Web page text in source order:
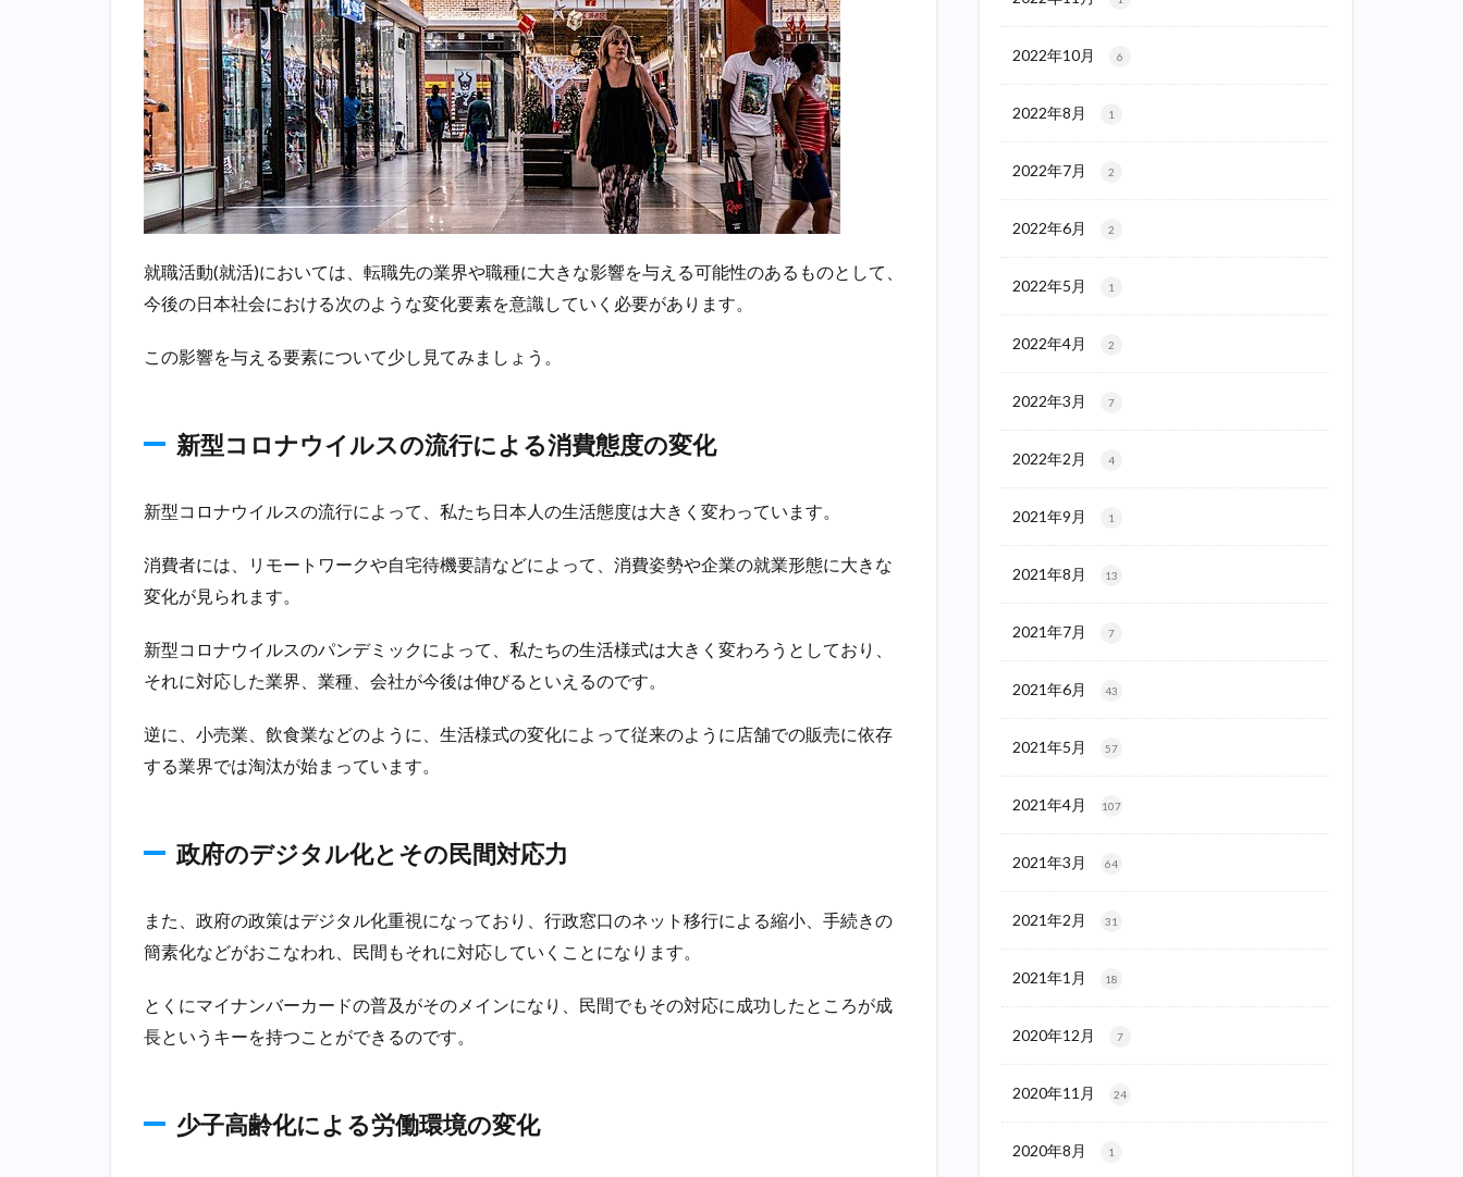
流行
によ
る消
費態
度の
変化
2.2
政府
のデ
ジタ
ル化
とそ
の民
応力
高齢
化に
労働
の変
化
将
来
的
伸
る
が
期
さ
る
界
の
ポ
ト
就職活動(就活)においては、転職先の業界や職種に大きな影響を与える可能性のあるものとして、
今後の日本社会における次のような変化要素を意識していく必要があります。
この影響を与える要素について少し見てみましょう。
新型コロナウイルスの流行による消費態度の変化
新型コロナウイルスの流行によって、私たち日本人の生活態度は大きく変わっています。
消費者には、リモートワークや自宅待機要請などによって、消費姿勢や企業の就業形態に大きな
変化が見られます。
新型コロナウイルスのパンデミックによって、私たちの生活様式は大きく変わろうとしており、
それに対応した業界、業種、会社が今後は伸びるといえるのです。
逆に、小売業、飲食業などのように、生活様式の変化によって従来のように店舗での販売に依存
する業界では淘汰が始まっています。
政府のデジタル化とその民間対応力
また、政府の政策はデジタル化重視になっており、行政窓口のネット移行による縮小、手続きの
簡素化などがおこなわれ、民間もそれに対応していくことになります。
とくにマイナンバーカードの普及がそのメインになり、民間でもその対応に成功したところが成
長というキーを持つことができるのです。
少子高齢化による労働環境の変化
2022年10月 6
2022年8月 1
2022年7月 2
2022年6月 2
2022年5月 1
2022年4月 2
2022年3月 7
2022年2月 4
2021年9月 1
2021年8月 13
2021年7月 7
2021年6月 43
2021年5月 57
2021年4月 107
2021年3月 64
2021年2月 31
2021年1月 18
2020年12月 7
2020年11月 24
2020年8月 1